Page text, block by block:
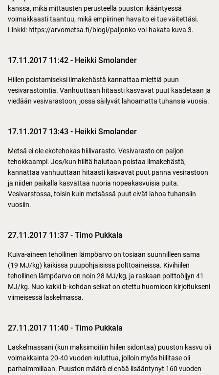
kanssa, mikä mittausten perusteella puuston ikääntyessä
voimakkaasti taantuu, mikä empiirinen havaito ei tue väitettäsi.
Linkki: https://arvometsa.fi/blogi/paljonko-voi-hakata kuva 3.
17.11.2017 11:42 - Heikki Smolander
Hiilen poistamiseksi ilmakehästä kannattaa miettiä puun
vesivarastointia. Vanhuuttaan hitaasti kasvavat puut kaadetaan ja
viedään vesivarastoon, jossa säilyvät lahoamatta tuhansia vuosia.
17.11.2017 13:43 - Heikki Smolander
Metsä ei ole ekotehokas hiilivarasto. Vesivarasto on paljon
tehokkaampi. Jos/kun hiiltä halutaan poistaa ilmakehästä,
kannattaa vanhuuttaan hitaasti kasvavat puut panna vesirastoon
ja niiden paikalla kasvattaa nuoria nopeakasvuisia puita.
Vesivarstossa, toisin kuin metsässä puut eivät lahoa tuhansiin
vuosiin.
27.11.2017 11:37 - Timo Pukkala
Kuiva-aineen tehollinen lämpöarvo on tosiaan suunnilleen sama
(19 MJ/kg) kaikissa puupohjaisissa polttoaineissa. Kivihiilen
tehollinen lämpöarvo on noin 28 MJ/kg, ja raskaan polttoöljyn 41
MJ/kg. Nuo kakki b-kohdan seikat on otettu huomioon kirjoitukseni
viimeisessä laskelmassa.
27.11.2017 11:40 - Timo Pukkala
Laskelmassani (kun maksimoitiin hiilen sidontaa) puuston kasvu oli
voimakkainta 20-40 vuoden kuluttua, jolloin myös hiilitase oli
parhaimmillaan. Puuston määrä ei enää lisääntynyt 160 vuoden